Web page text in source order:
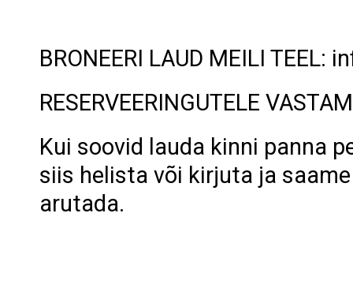
BRONEERI LAUD MEILI TEEL:
RESERVEERINGUTELE
Kui soovid lauda kinni panna
siis helista või kirjuta ja
arutada.